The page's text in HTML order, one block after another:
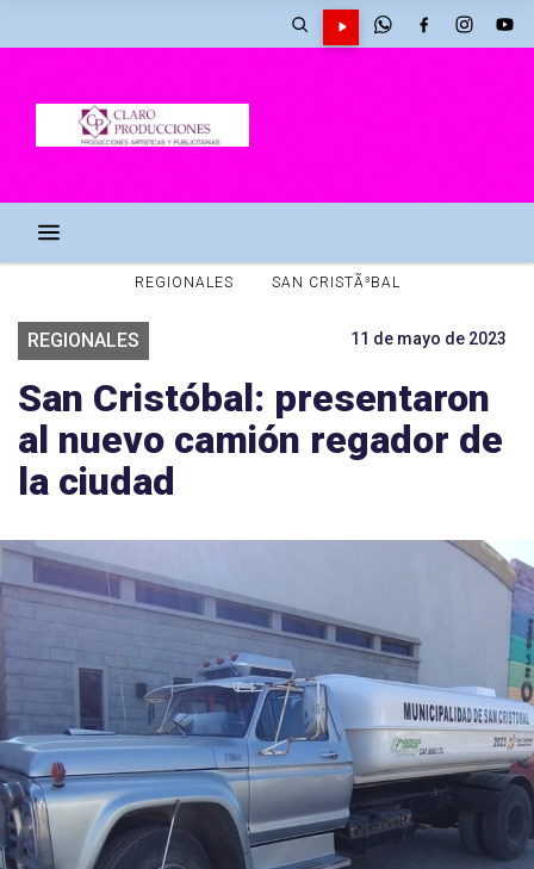
REGIONALES SAN CRISTÃ³BAL
REGIONALES 11 de mayo de 2023
San Cristóbal: presentaron
al nuevo camión regador de
la ciudad